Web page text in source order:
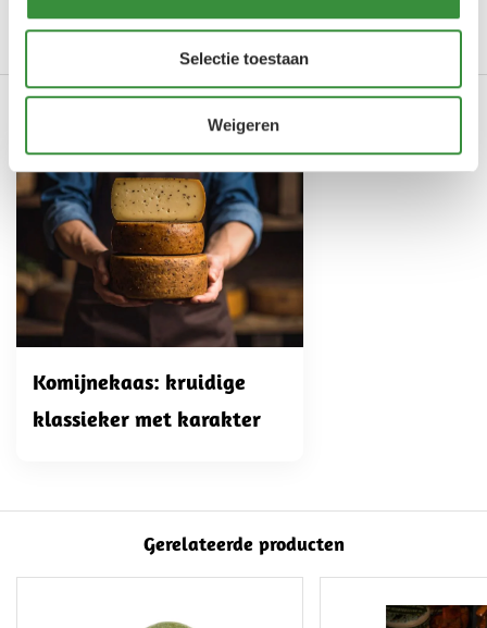
Selectie toestaan
Weigeren
Onze producten in dit artikel
Komijnekaas: kruidige
klassieker met karakter
Gerelateerde producten